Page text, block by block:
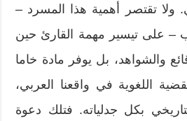
ولا تقتصر أهمية هذا المسرد –
– على تيسير مهمة القارئ حين
والشواهد، بل يوفر مادة خاما
اللغوية في واقعنا العربي،
بكل جدلياته. فتلك دعوة